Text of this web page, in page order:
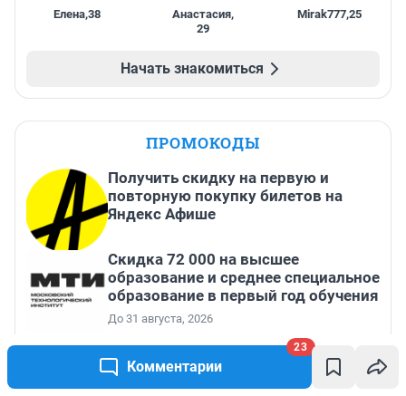
Комментарии
23
Елена,38 Анастасия,
29
Mirak777,25
Начать знакомиться
ПРОМОКОДЫ
Получить скидку на первую и
повторную покупку билетов на
Яндекс Афише
Скидка 72 000 на высшее
образование и среднее специальное
образование в первый год обучения
До 31 августа, 2026
Скидка 6 000 ₽ от 10 000 ₽, 10 000 ₽
от 15 000 ₽, 20 000 ₽ от 30 000 ₽ и
35 000 ₽ от 50 000 ₽ на первый и